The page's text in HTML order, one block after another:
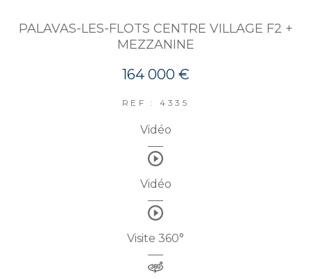
PALAVAS-LES-FLOTS CENTRE VILLAGE F2 +
MEZZANINE
164 000 €
REF : 4335
Vidéo
Vidéo
Visite 360°